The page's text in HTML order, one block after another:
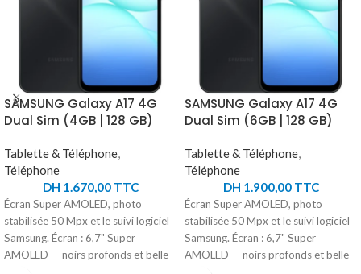
SAMSUNG Galaxy A17 4G
Dual Sim (4GB | 128 GB)
Tablette & Téléphone,
Téléphone
DH 1.670,00TTC
Écran Super AMOLED, photo
stabilisée 50 Mpx et le suivi logiciel
Samsung. Écran : 6,7" Super
AMOLED — noirs profonds et belle
SAMSUNG Galaxy A17 4G
Dual Sim (6GB | 128 GB)
Tablette & Téléphone,
Téléphone
DH 1.900,00TTC
Écran Super AMOLED, photo
stabilisée 50 Mpx et le suivi logiciel
Samsung. Écran : 6,7" Super
AMOLED — noirs profonds et belle